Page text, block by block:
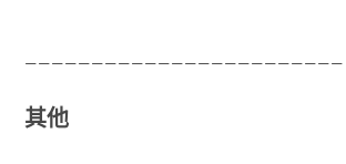
————————————————————————
其他